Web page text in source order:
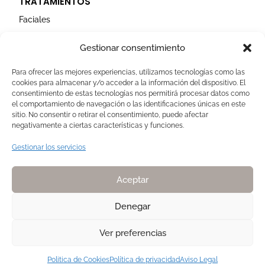
Gestionar consentimiento
Para ofrecer las mejores experiencias, utilizamos tecnologías como las
cookies para almacenar y/o acceder a la información del dispositivo. El
consentimiento de estas tecnologías nos permitirá procesar datos como
el comportamiento de navegación o las identificaciones únicas en este
sitio. No consentir o retirar el consentimiento, puede afectar
negativamente a ciertas características y funciones.
Gestionar los servicios
Aceptar
Denegar
Ver preferencias
Politica de CookiesPolítica de privacidadAviso Legal
Faciales
AVISOS LEGALES
Aviso Legal
Politica de Cookies
Política de privacidad
Copyright 2025. Todos los derechos reservados NATURELLE by Pilar